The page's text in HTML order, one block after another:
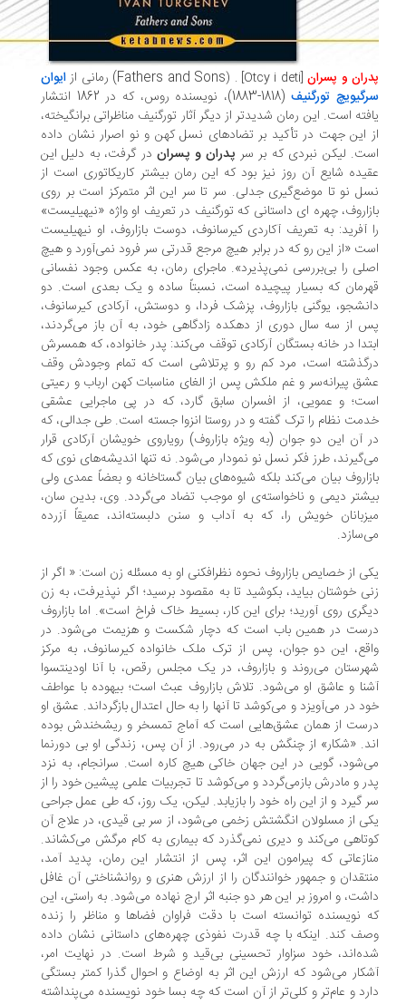
و پسران [
Otcy i deti
] . (
Fathers and Sons) رمانی ازایوان
تورگنیف
(1818-1883)، نویسنده روس،‌ که در 1862 انتشار
است. این رمان شدیدتر از دیگر آثار تورگنیف مناظراتی برانگیخته،
این جهت در تأکید بر تضادهای نسل کهن و نو اصرار نشان داده
لیکن نبردی که بر سر پدران و پسران در گرفت،‌ به دلیل این
شایع آن روز نیز بود که این رمان بیشتر کاریکاتوری است از
نو تا موضع‌گیری جدلی. سر تا سر این اثر متمرکز است بر روی
چهره ای داستانی که تورگنیف در تعریف او واژه «نیهیلیست»
آفرید: به تعریف آکاردی کیرسانوف،‌ دوست بازاروف،‌ او نیهیلیست
«از این رو که در برابر هیچ مرجع قدرتی سر فرود نمی‌آورد و هیچ
را بی‌بررسی نمی‌پذیرد». ماجرای رمان، ‌به عکس وجود نفسانی
که بسیار پیچیده است، ‌نسبتاً ساده و یک بعدی است. دو
‌یوگنی بازاروف، ‌پزشک فردا، ‌و دوستش،‌ آرکادی کیرسانوف،
از سه سال دوری از دهکده زادگاهی خود، ‌به آن باز می‌گردند،
در خانه بستگان آرکادی توقف می‌کند: پدر خانواده،‌ که همسرش
است، ‌مرد کم رو و پرتلاشی است که تمام وجودش وقف
پیرانه‌سر و غم ملکش پس از الغای مناسبات کهن ارباب و رعیتی
و عمویی، ‌از افسران سابق گارد،‌ که در پی ماجرایی عشقی
نظام را ترک گفته و در روستا انزوا جسته است. طی جدالی،‌ که
آن این دو جوان (به ویژه بازاروف) رویاروی خویشان آرکادی قرار
طرز فکر نسل نو نمودار می‌شود. نه تنها اندیشه‌های نوی که
بیان می‌کند بلکه شیوه‌های بیان گستاخانه و بعضاً عمدی ولی
دیمی و ناخواسته‌ی او موجب تضاد می‌گردد. وی، بدین سان،
خویش را،‌ که به آداب و سنن دلبسته‌اند، ‌عمیقاً آزرده
از خصایص بازاروف نحوه نظرافکنی او به مسئله زن است: « اگر از
خوشتان بیاید، ‌بکوشید تا به مقصود برسید؛ ‌اگر نپذیرفت، ‌به زن
روی آورید؛ ‌برای این کار، بسیط خاک فراخ است». اما بازاروف
در همین باب است که دچار شکست و هزیمت می‌شود. در
‌این دو جوان، ‌پس از ترک ملک خانواده کیرسانوف، ‌به مرکز
می‌روند و بازاروف، ‌در یک مجلس رقص،‌ با آنا اودینتسوا
و عاشق او می‌شود. تلاش بازاروف عبث است؛ ‌بیهوده با عواطف
در می‌آویزد و می‌کوشد تا آنها را به حال اعتدال بازگرداند. عشق او
از همان عشق‌هایی است که آماج تمسخر و ریشخندش بوده
«شکار» از چنگش به در می‌رود. از آن پس،‌ زندگی او بی دورنما
‌گویی در این جهان خاکی هیچ کاره است. سرانجام، ‌به نزد
و مادرش بازمی‌گردد و می‌کوشد تا تجربیات علمی پیشین خود را از
گیرد و از این راه خود را بازیابد. لیکن، ‌یک روز، ‌که طی عمل جراحی
از مسلولان انگشتش زخمی می‌شود، ‌از سر بی قیدی، ‌در علاج آن
می‌کند و دیری نمی‌گذرد که بیماری به کام مرگش می‌کشاند.
که پیرامون این اثر، ‌پس از انتشار این رمان،‌ پدید آمد،‌
و جمهور خوانندگان را از ارزش هنری و روانشناختی آن غافل
و امروز بر این هر دو جنبه اثر ارج نهاده می‌شود. به راستی، ‌این
نویسنده توانسته است با دقت فراوان فضاها و مناظر را زنده
کند. اینکه با چه قدرت نفوذی چهره‌های داستانی نشان داده
‌خود سزاوار تحسینی بی‌قید و شرط است. در نهایت امر،
می‌شود که ارزش این اثر به اوضاع و احوال گذرا کمتر بستگی
و عام‌تر و کلی‌تر از آن است که چه بسا خود نویسنده می‌پنداشته